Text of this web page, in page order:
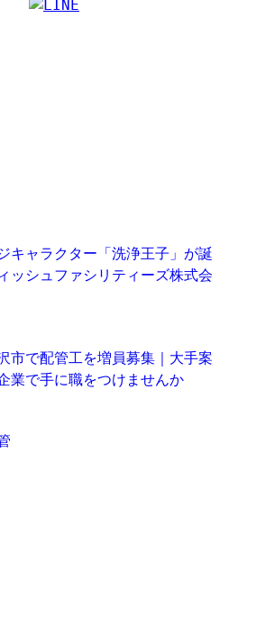
キャラクター「洗浄王子」が誕
ッシュファシリティーズ株式会
市で配管工を増員募集｜大手案
業で手に職をつけませんか